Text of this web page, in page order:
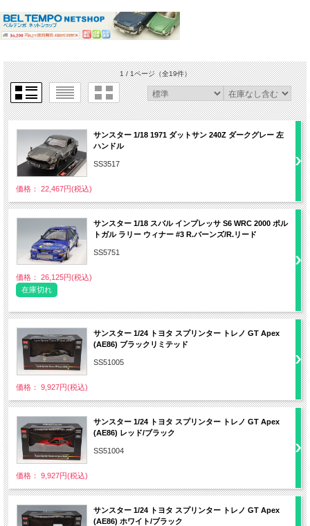
1 / 1ページ（全19件）
サンスター 1/18 1971 ダットサン 240Z ダークグレー 左
ハンドル
SS3517
価格： 22,467円(税込)
サンスター 1/18 スバル インプレッサ S6 WRC 2000 ポル
トガル ラリー ウィナー #3 R.バーンズ/R.リード
SS5751
価格： 26,125円(税込)
在庫切れ
サンスター 1/24 トヨタ スプリンター トレノ GT Apex
(AE86) ブラックリミテッド
SS51005
価格： 9,927円(税込)
サンスター 1/24 トヨタ スプリンター トレノ GT Apex
(AE86) レッド/ブラック
SS51004
価格： 9,927円(税込)
サンスター 1/24 トヨタ スプリンター トレノ GT Apex
(AE86) ホワイト/ブラック